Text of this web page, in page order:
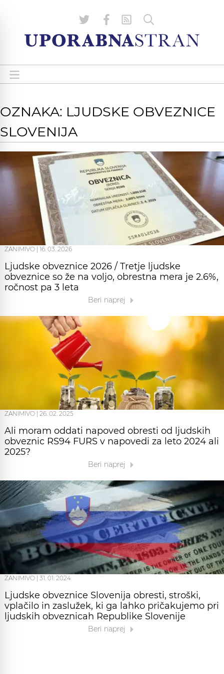
OZNAKA: LJUDSKE OBVEZNICE
SLOVENIJA
ZANIMIVO 16. 03. 2026
Ljudske obveznice 2026 / Tretje ljudske
obveznice so že na voljo, obrestna mera je 2.6%,
ročnost pa 3 leta
Beri naprej
ZANIMIVO 26. 02. 2025
Ali moram oddati napoved obresti od ljudskih
obveznic RS94 FURS v napovedi za leto 2024 ali
2025?
Beri naprej
ZANIMIVO | 31. 01. 2024
Ljudske obveznice Slovenija obresti, stroški,
vplačilo in zaslužek, ki ga lahko pričakujemo pri
ljudskih obveznicah Republike Slovenije
Beri naprej